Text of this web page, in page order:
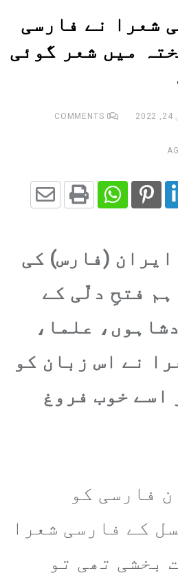
شعرا نے فارسی
میں‌ شعر گوئی
0
Pinterest
Whatsapp
Print
(فارس) کی
فتحِ دلّی کے
علما،
نے اس زبان کو
اسے خوب فروغ
فارسی کو
کے فارسی شعرا
بخشی تھی تو